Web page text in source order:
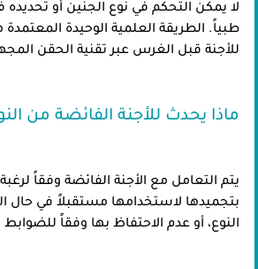
لا يمكن التحكم في نوع الجنين أو
طبياً. الطريقة العلمية الوحيدة
للأجنة قبل الغرس عبر تقنية الحقن
ماذا يحدث للأجنة الفائضة من
يتم التعامل مع الأجنة الفائضة وفقاً لرغبة
بتجميدها لاستخدامها مستقبلاً في حال
النوع، أو عدم الاحتفاظ بها وفقاً